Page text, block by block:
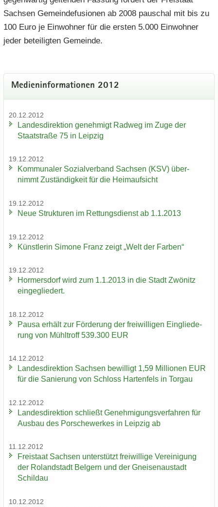
Sach­sen Ge­mein­de­fu­sio­nen ab 2008 pau­schal mit bis zu
100 Euro je Ein­woh­ner für die ers­ten 5.000 Ein­woh­ner
jeder be­tei­lig­ten Ge­mein­de.
Me­di­en­in­for­ma­tio­nen 2012
20.12.2012
Lan­des­di­rek­ti­on ge­neh­migt Rad­weg im Zuge der
Staat­stra­ße 75 in Leip­zig
19.12.2012
Kom­mu­na­ler So­zi­al­ver­band Sach­sen (KSV) über­
nimmt Zu­stän­dig­keit für die Heim­auf­sicht
19.12.2012
Neue Struk­tu­ren im Ret­tungs­dienst ab 1.1.2013
19.12.2012
Künst­le­rin Si­mo­ne Franz zeigt „Welt der Far­ben“
19.12.2012
Hor­mers­dorf wird zum 1.1.2013 in die Stadt Zwö­nitz
ein­ge­glie­dert.
18.12.2012
Pausa er­hält zur För­de­rung der frei­wil­li­gen Ein­glie­de­
rung von Mühl­troff 539.300 EUR
14.12.2012
Lan­des­di­rek­ti­on Sach­sen be­wil­ligt 1,59 Mil­lio­nen EUR
für die Sa­nie­rung von Schloss Har­ten­fels in Tor­gau
12.12.2012
Lan­des­di­rek­ti­on schließt Ge­neh­mi­gungs­ver­fah­ren für
Aus­bau des Por­sche­wer­kes in Leip­zig ab
11.12.2012
Frei­staat Sach­sen un­ter­stützt frei­wil­li­ge Ver­ei­ni­gung
der Ro­land­stadt Bel­gern und der Gnei­sen­au­stadt
Schildau
10.12.2012